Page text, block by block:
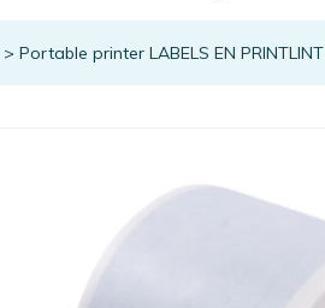
> Portable printer LABELS EN PRINTLINT